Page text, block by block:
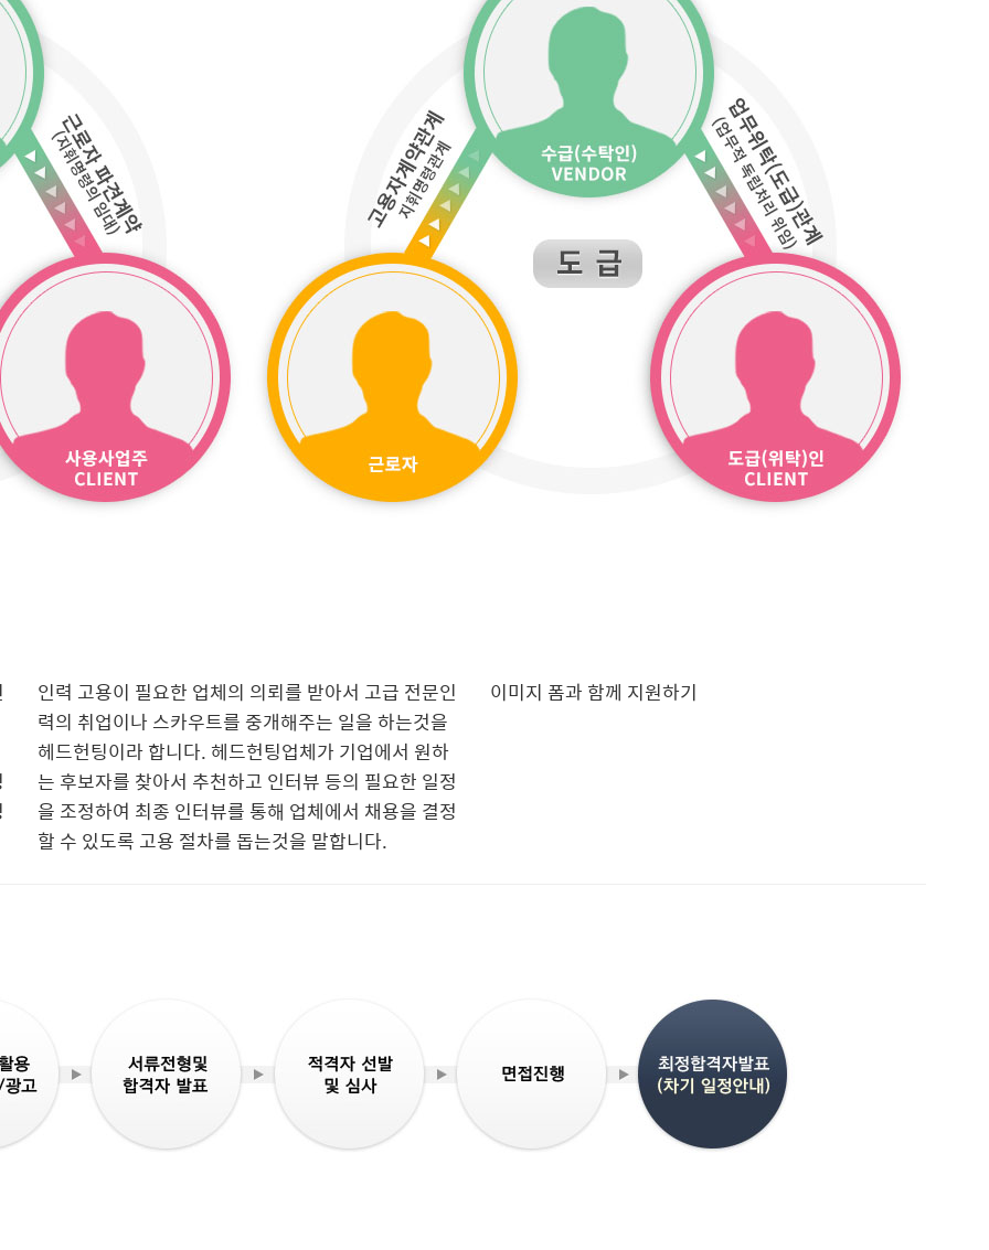
인력 고용이 필요한 업체의 의뢰를 받아서 고급 전문인
력의 취업이나 스카우트를 중개해주는 일을 하는것을
헤드헌팅이라 합니다. 헤드헌팅업체가 기업에서 원하
는 후보자를 찾아서 추천하고 인터뷰 등의 필요한 일정
을 조정하여 최종 인터뷰를 통해 업체에서 채용을 결정
할 수 있도록 고용 절차를 돕는것을 말합니다.
이미지 폼과 함께 지원하기